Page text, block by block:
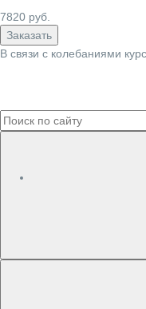
7820 руб.
Заказать
В связи с колебаниями